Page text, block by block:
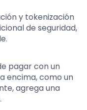
y tokenización
de seguridad,
pagar con un
encima, como un
agrega una